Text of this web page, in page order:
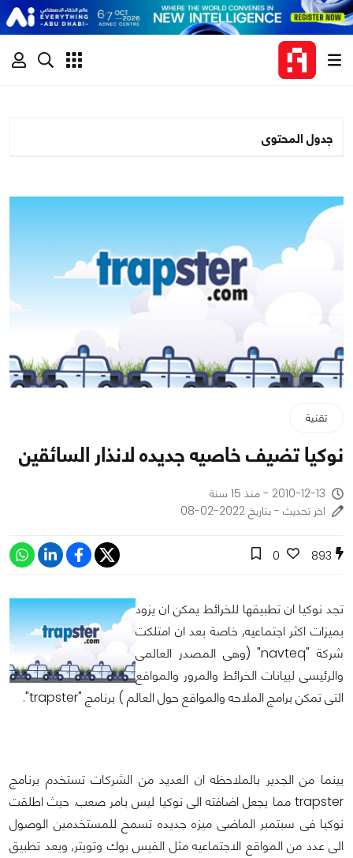
جدول المحتوى
تقنية
نوكيا تضيف خاصيه جديده لانذار السائقين
2010-12-13 - منذ 15 سنة
اخر تحديث - بتاريخ 2022-02-08
893
0
تجد نوكيا ان تطبيقها للخرائط يمكن ان يزود
بميزات اكثر اجتماعيه, خاصة بعد ان امتلكت
شركة "navteq" (وهى المصدر العالمى
والرئيسى لبيانات الخرائط والمرور والمواقع
التى تمكن برامج الملاحه والمواقع حول العالم ) برنامج "trapster".
بينما من الجدير بالملاحظه ان العديد من الشركات تستخدم برنامج
trapster مما يجعل اضافته الى نوكيا ليس بامر صعب. حيث اطلقت
نوكيا فى سبتمبر الماضى ميزه جديده تسمح للمستخدمين الوصول
الى عدد من المواقع الاجتماعيه مثل الفيس بوك وتويتر, ويعد تطبيق